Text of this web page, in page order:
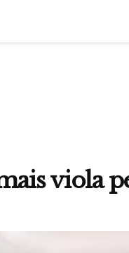
viola